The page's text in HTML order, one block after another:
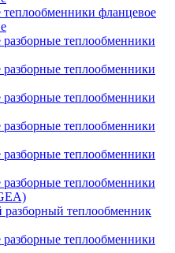
фланцевое
теплообменники
теплообменники
теплообменники
теплообменники
теплообменники
теплообменники
разборный теплообменник
теплообменники